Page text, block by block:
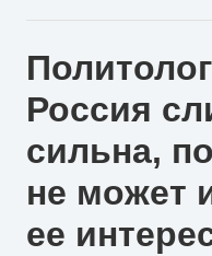
Россия
сильна,
не может
ее